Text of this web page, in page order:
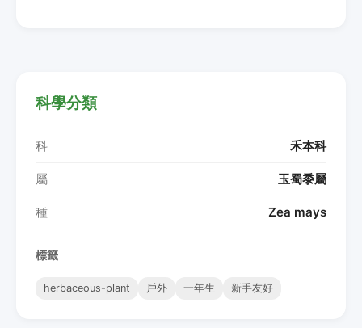
科學分類
科 禾本科
屬 玉蜀黍屬
種 Zea mays
標籤
herbaceous-plant 戶外 一年生 新手友好